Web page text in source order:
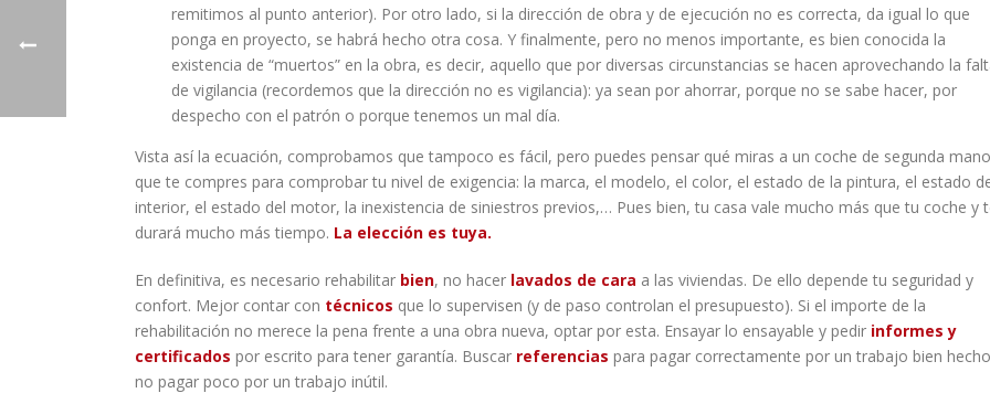
remitimos al punto anterior). Por otro lado, si la dirección de obra y de ejecución no es correcta, da igual lo que
ponga en proyecto, se habrá hecho otra cosa. Y finalmente, pero no menos importante, es bien conocida la
existencia de “muertos” en la obra, es decir, aquello que por diversas circunstancias se hacen aprovechando la
de vigilancia (recordemos que la dirección no es vigilancia): ya sean por ahorrar, porque no se sabe hacer, por
despecho con el patrón o porque tenemos un mal día.
Vista así la ecuación, comprobamos que tampoco es fácil, pero puedes pensar qué miras a un coche de segunda mano
que te compres para comprobar tu nivel de exigencia: la marca, el modelo, el color, el estado de la pintura, el estado
interior, el estado del motor, la inexistencia de siniestros previos,… Pues bien, tu casa vale mucho más que tu coche y
durará mucho más tiempo. La elección es tuya.
En definitiva, es necesario rehabilitar bien, no hacer lavados de cara a las viviendas. De ello depende tu seguridad y
confort. Mejor contar con técnicos que lo supervisen (y de paso controlan el presupuesto). Si el importe de la
rehabilitación no merece la pena frente a una obra nueva, optar por esta. Ensayar lo ensayable y pedir informes y
certificados por escrito para tener garantía. Buscar referencias para pagar correctamente por un trabajo bien
no pagar poco por un trabajo inútil.